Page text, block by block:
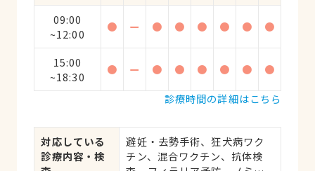
09:00
~12:00
● ー ● ● ● ● ● ●
15:00
~18:30
● ー ● ● ● ● ●
●
診療時間の詳細はこちら
対応している
診療内容・検
避妊・去勢手術、狂犬病ワク
チン、混合ワクチン、抗体検